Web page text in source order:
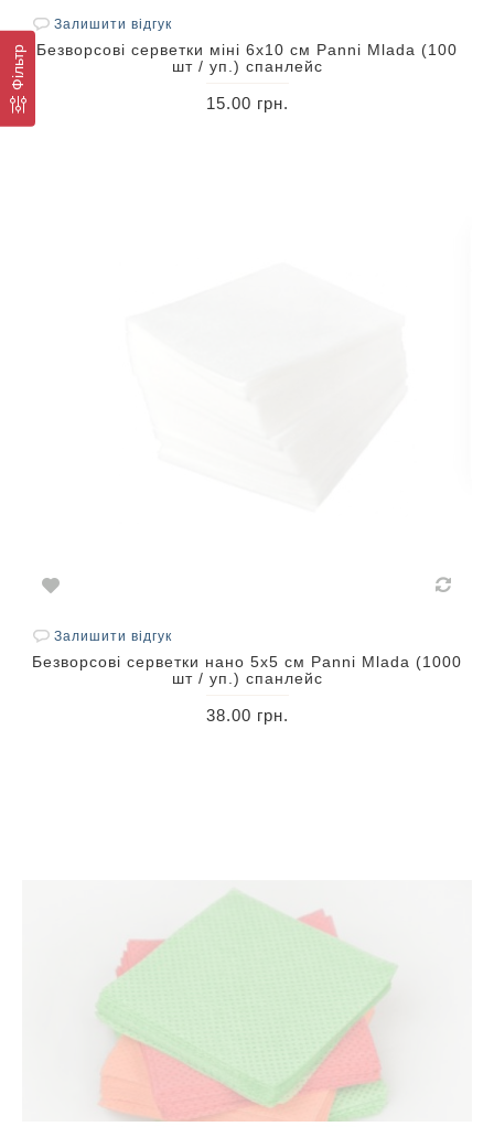
Фільтр
Залишити відгук
Безворсові серветки міні 6х10 см Panni Mlada (100
шт / уп.) спанлейс
15.00 грн.
Залишити відгук
Безворсові серветки нано 5х5 см Panni Mlada (1000
шт / уп.) спанлейс
38.00 грн.